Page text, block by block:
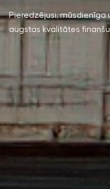
Pieredzējusi, mūsdienīga
augstas kvalitātes